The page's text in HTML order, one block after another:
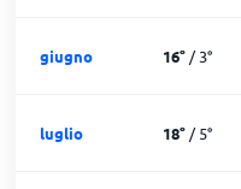
giugno 16° /3°
luglio 18° /5°